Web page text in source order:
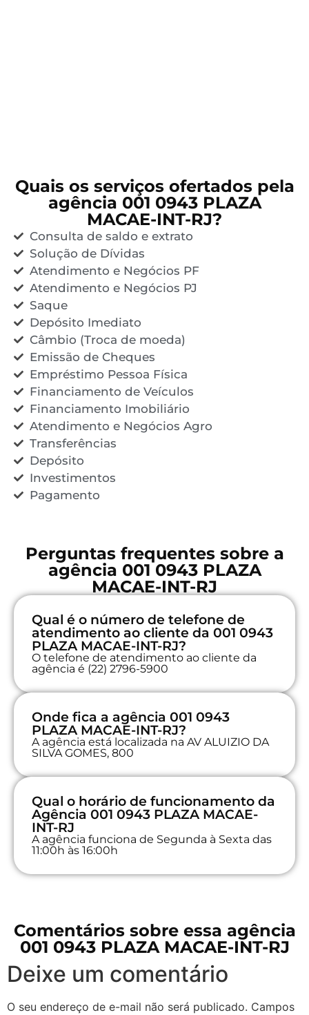
Quais os serviços ofertados pela
agência 001 0943 PLAZA
MACAE-INT-RJ?
Consulta de saldo e extrato
Solução de Dívidas
Atendimento e Negócios PF
Atendimento e Negócios PJ
Saque
Depósito Imediato
Câmbio (Troca de moeda)
Emissão de Cheques
Empréstimo Pessoa Física
Financiamento de Veículos
Financiamento Imobiliário
Atendimento e Negócios Agro
Transferências
Depósito
Investimentos
Pagamento
Perguntas frequentes sobre a
agência 001 0943 PLAZA
MACAE-INT-RJ
Qual é o número de telefone de
atendimento ao cliente da 001 0943
PLAZA MACAE-INT-RJ?
O telefone de atendimento ao cliente da
agência é (22) 2796-5900
Onde fica a agência 001 0943
PLAZA MACAE-INT-RJ?
A agência está localizada na AV ALUIZIO DA
SILVA GOMES, 800
Qual o horário de funcionamento da
Agência 001 0943 PLAZA MACAE-
INT-RJ
A agência funciona de Segunda à Sexta das
11:00h às 16:00h
Comentários sobre essa agência
001 0943 PLAZA MACAE-INT-RJ
Deixe um comentário
O seu endereço de e-mail não será publicado. Campos